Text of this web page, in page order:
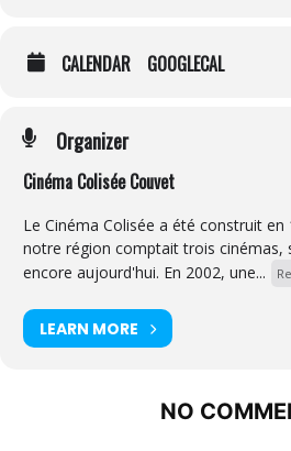
CALENDAR GOOGLECAL
Organizer
Cinéma Colisée Couvet
Le Cinéma Colisée a été construit
notre région comptait trois cinémas,
encore aujourd'hui. En 2002, une...
LEARN MORE
NO